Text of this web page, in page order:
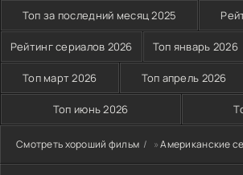
Топ за последний месяц 2025
Рейтинг сериалов 2026 Топ январь 2026
Топ март 2026 Топ апрель 2026
Топ июнь 2026
Смотреть хороший фильм »Американские